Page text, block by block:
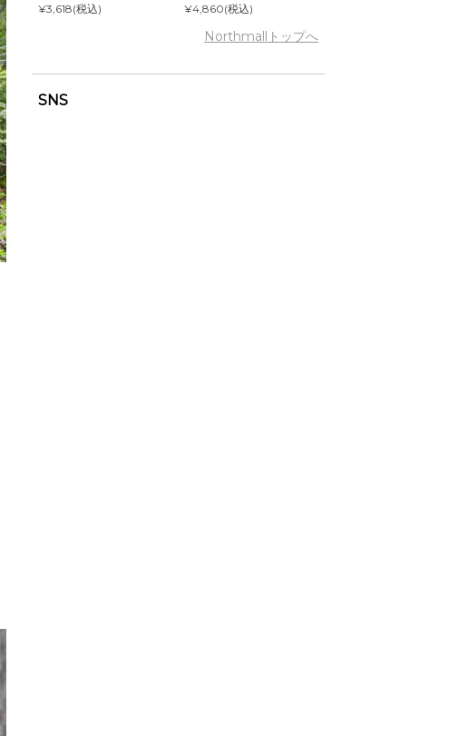
¥3,618(税込)
¥4,860(税込)
Northmallトップへ
SNS